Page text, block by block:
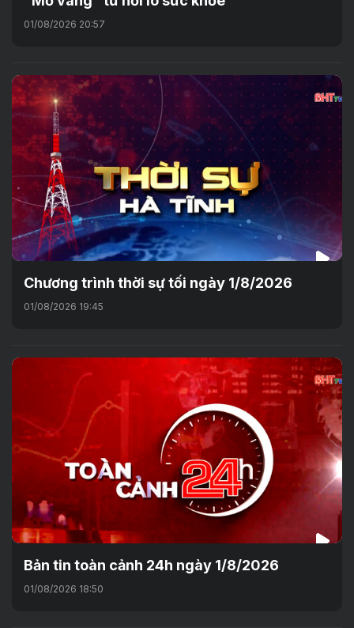
01/08/2026 20:57
Chương trình thời sự tối ngày 1/8/2026
01/08/2026 19:45
Bản tin toàn cảnh 24h ngày 1/8/2026
01/08/2026 18:50